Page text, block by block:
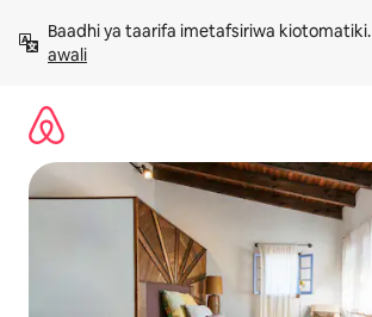
kwenda
kwenye
Baadhi ya taarifa imetafsiriwa kiotomatiki.
awali